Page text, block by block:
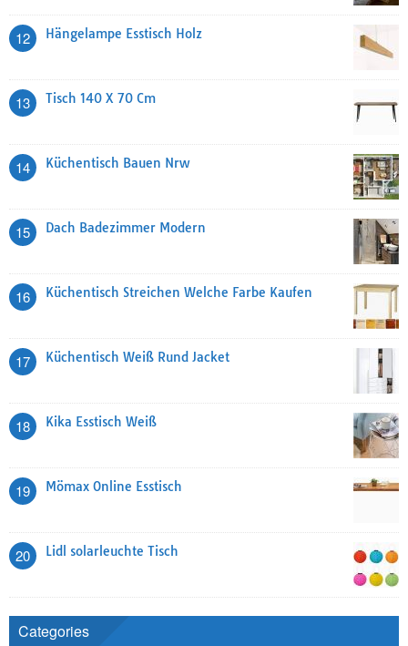
12 Hängelampe Esstisch Holz
13 Tisch 140 X 70 Cm
14 Küchentisch Bauen Nrw
15 Dach Badezimmer Modern
16 Küchentisch Streichen Welche Farbe Kaufen
17 Küchentisch Weiß Rund Jacket
18 Kika Esstisch Weiß
19 Mömax Online Esstisch
20 Lidl solarleuchte Tisch
Categories